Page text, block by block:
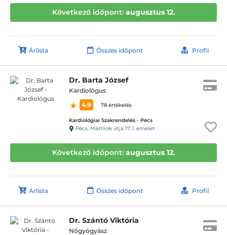
Következő időpont: augusztus 12.
Árlista Összes időpont Profil
Dr. Barta József
Kardiológus
4.9
78 értékelés
Kardiológiai Szakrendelés - Pécs
Pécs, Mártírok útja 17. I. emelet
Következő időpont: augusztus 12.
Árlista Összes időpont Profil
Dr. Szántó Viktória
Nőgyógyász